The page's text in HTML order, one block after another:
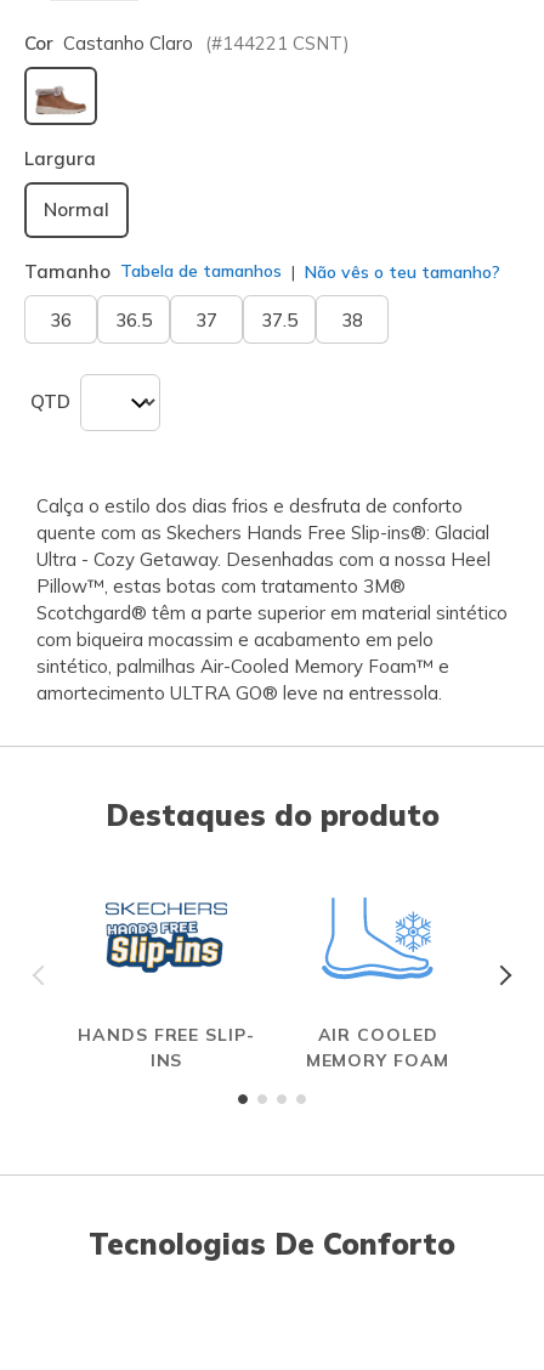
Cor Castanho Claro (#144221 CSNT)
selecionado
Largura
Normal
Tamanho Tabela de tamanhos Não vês o teu tamanho?
36 36.5 37 37.5 38
QTD
Calça o estilo dos dias frios e desfruta de conforto
quente com as Skechers Hands Free Slip-ins®: Glacial
Ultra - Cozy Getaway. Desenhadas com a nossa Heel
Pillow™, estas botas com tratamento 3M®
Scotchgard® têm a parte superior em material sintético
com biqueira mocassim e acabamento em pelo
sintético, palmilhas Air-Cooled Memory Foam™ e
amortecimento ULTRA GO® leve na entressola.
Destaques do produto
HANDS FREE SLIP-
INS
AIR COOLED
MEMORY FOAM
Tecnologias De Conforto